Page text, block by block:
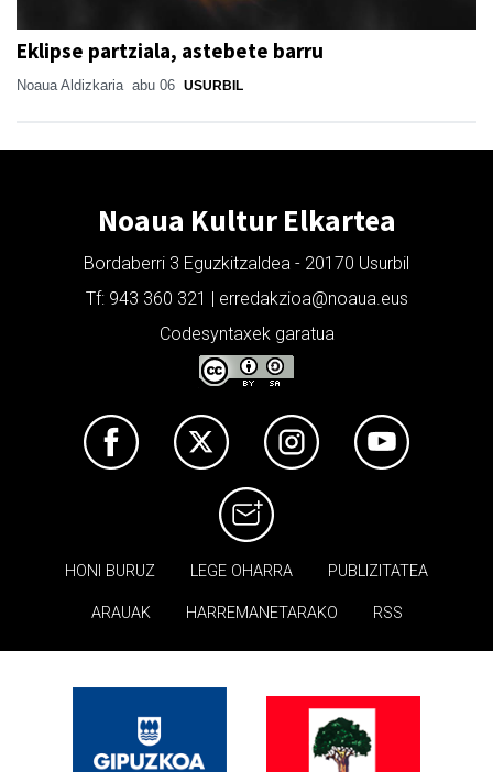
Eklipse partziala, astebete barru
Noaua Aldizkaria abu 06 USURBIL
Noaua Kultur Elkartea
Bordaberri 3 Eguzkitzaldea - 20170 Usurbil
Tf: 943 360 321 | erredakzioa@noaua.eus
Codesyntaxek garatua
HONI BURUZ LEGE OHARRA PUBLIZITATEA
ARAUAK HARREMANETARAKO RSS